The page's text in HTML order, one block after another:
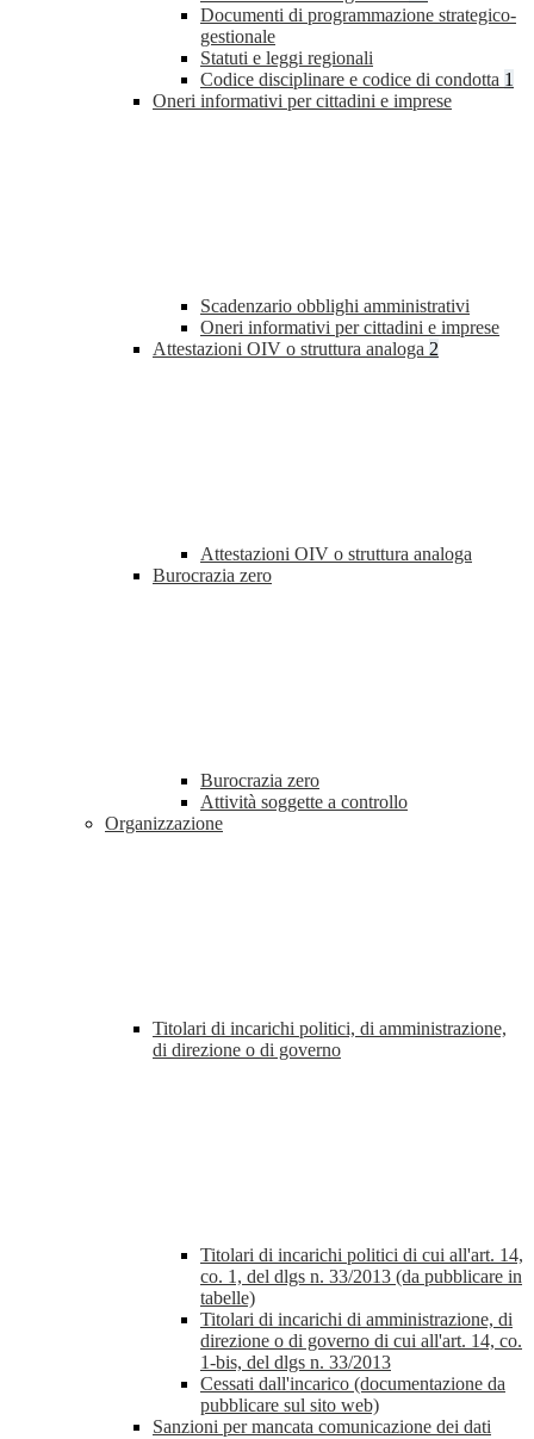
Documenti di programmazione strategico-
gestionale
Statuti e leggi regionali
Codice disciplinare e codice di condotta 1
Oneri informativi per cittadini e imprese
Scadenzario obblighi amministrativi
Oneri informativi per cittadini e imprese
Attestazioni OIV o struttura analoga 2
Attestazioni OIV o struttura analoga
Burocrazia zero
Burocrazia zero
Attività soggette a controllo
Organizzazione
Titolari di incarichi politici, di amministrazione,
di direzione o di governo
Titolari di incarichi politici di cui all'art. 14,
co. 1, del dlgs n. 33/2013 (da pubblicare in
tabelle)
Titolari di incarichi di amministrazione, di
direzione o di governo di cui all'art. 14, co.
1-bis, del dlgs n. 33/2013
Cessati dall'incarico (documentazione da
pubblicare sul sito web)
Sanzioni per mancata comunicazione dei dati